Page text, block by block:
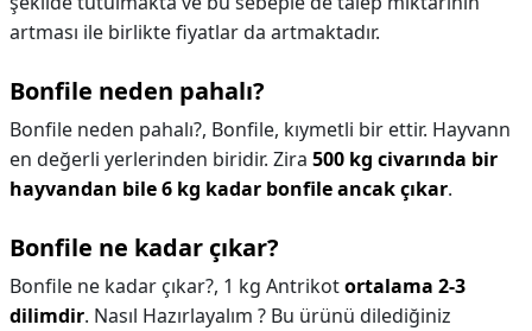
artması ile birlikte fiyatlar da artmaktadır.
Bonfile neden pahalı?
Bonfile neden pahalı?, Bonfile, kıymetli bir ettir. Hayvann
en değerli yerlerinden biridir. Zira 500 kg civarında bir
hayvandan bile 6 kg kadar bonfile ancak çıkar.
Bonfile ne kadar çıkar?
Bonfile ne kadar çıkar?, 1 kg Antrikotortalama 2-3
dilimdir. Nasıl Hazırlayalım ? Bu ürünü dilediğiniz